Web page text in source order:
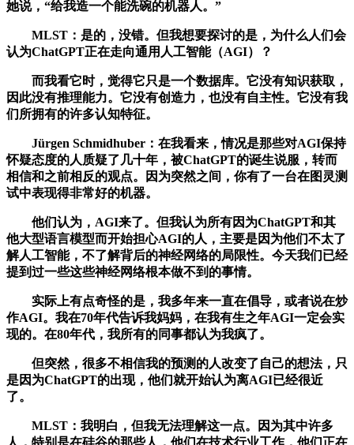
她说，“给我造一个能洗碗的机器人。”
MLST：是的，没错。但我想要探讨的是，为什么人们会
认为ChatGPT正在走向通用人工智能（AGI）？
而我看它时，觉得它只是一个数据库。它没有知识获取，
因此没有推理能力。它没有创造力，也没有自主性。它没有我
们所拥有的许多认知特征。
Jürgen Schmidhuber：在我看来，情况是那些对AGI保持
怀疑态度的人质疑了几十年，被ChatGPT的诞生说服，转而
相信和之前相反的观点。因为突然之间，你有了一台在图灵测
试中表现得非常好的机器。
他们认为，AGI来了。但我认为所有因为ChatGPT和其
他大型语言模型而开始担心AGI的人，主要是因为他们不太了
解人工智能，不了解背后的神经网络的局限性。今天我们已经
提到过一些这些神经网络根本做不到的事情。
实际上有点奇怪的是，我多年来一直在倡导，或者说在炒
作AGI。我在70年代告诉我妈妈，在我有生之年AGI一定会实
现的。在80年代，我所有的同事都认为我疯了。
但突然，很多不相信我的预测的人改变了自己的想法，只
是因为ChatGPT的出现，他们就开始认为离AGI已经很近
了。
MLST：我明白，但我无法理解这一点。因为其中许多
人，特别是在硅谷的那些人，他们在技术行业工作，他们正在